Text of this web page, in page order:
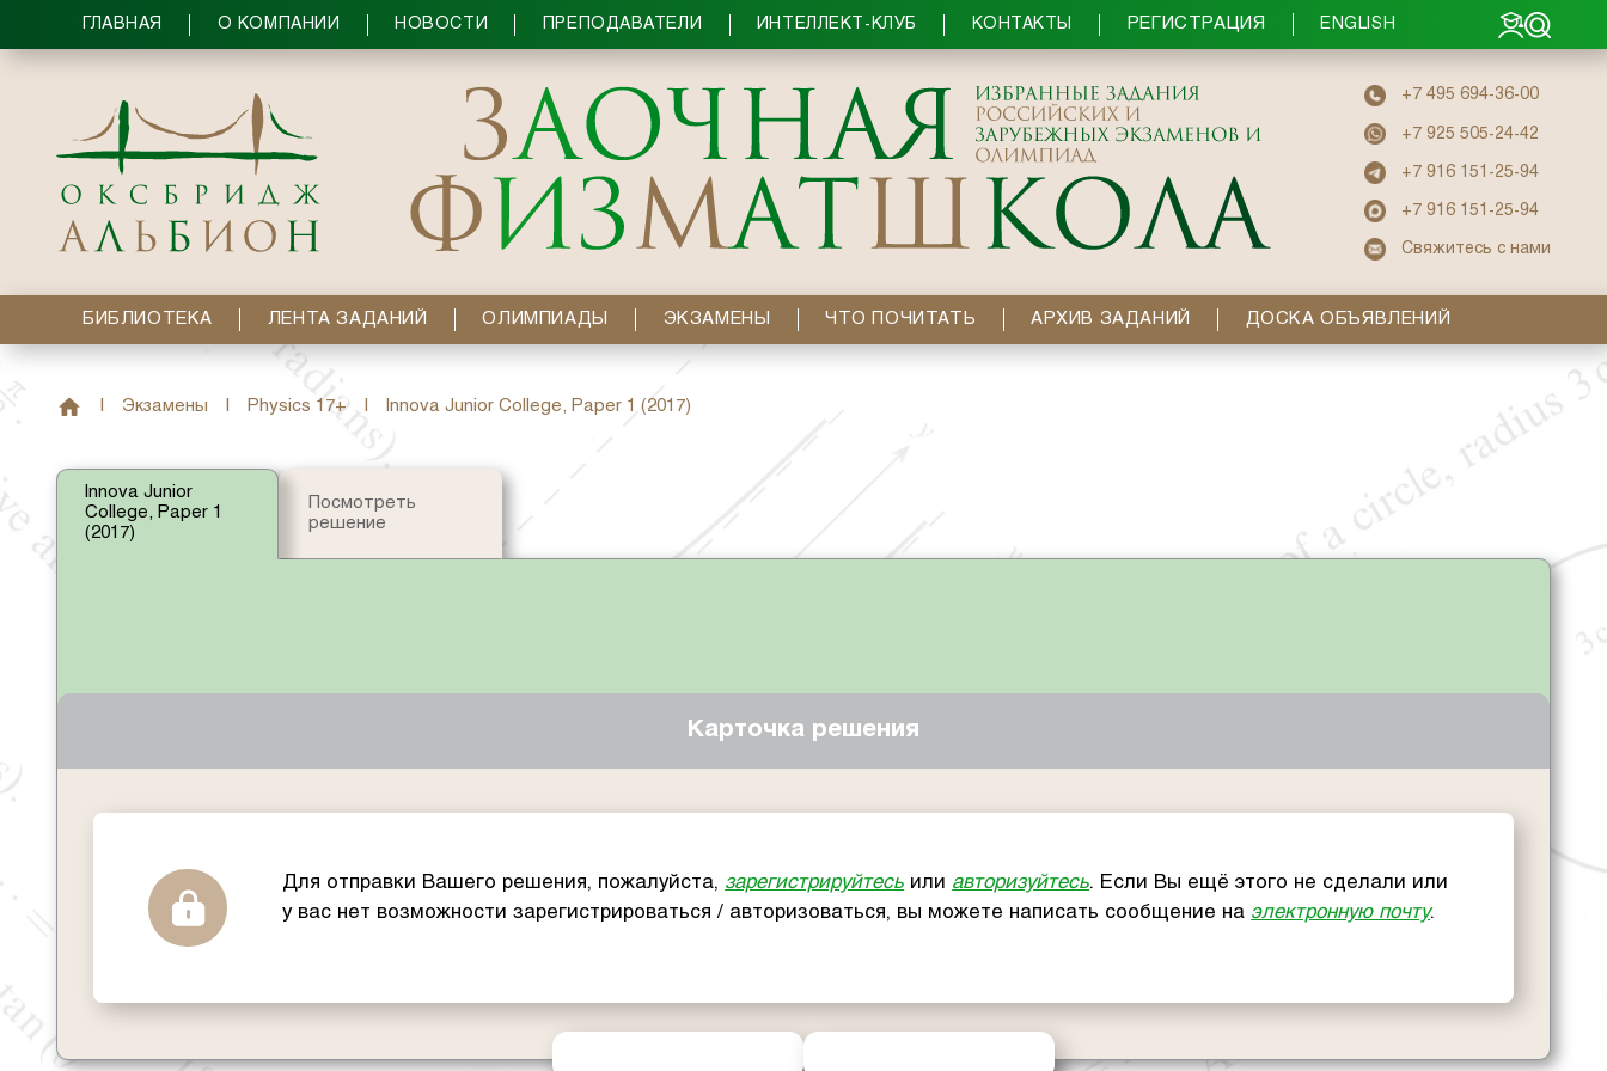
ГЛАВНАЯ О КОМПАНИИ НОВОСТИ ПРЕПОДАВАТЕЛИ ИНТЕЛЛЕКТ-КЛУБ КОНТАКТЫ РЕГИСТРАЦИЯ ENGLISH
+7 495 694-36-00
+7 925 505-24-42
+7 916 151-25-94
+7 916 151-25-94
Свяжитесь с нами
БИБЛИОТЕКА ЛЕНТА ЗАДАНИЙ ОЛИМПИАДЫ ЭКЗАМЕНЫ ЧТО ПОЧИТАТЬ АРХИВ ЗАДАНИЙ ДОСКА ОБЪЯВЛЕНИЙ
Экзамены Physics 17+ Innova Junior College, Paper 1 (2017)
Innova Junior
College, Paper 1
(2017)
Посмотреть
решение
Карточка решения
Для отправки Вашего решения, пожалуйста, зарегистрируйтесь или авторизуйтесь. Если Вы ещё этого не сделали или
у вас нет возможности зарегистрироваться / авторизоваться, вы можете написать сообщение на электронную почту.